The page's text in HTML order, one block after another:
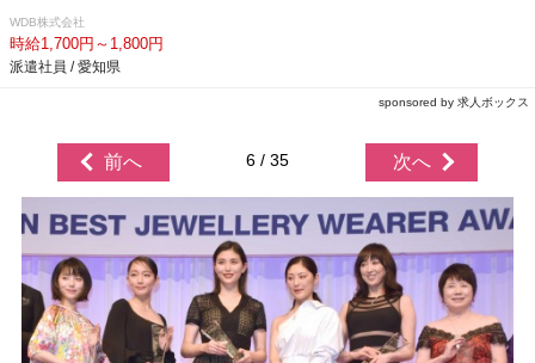
WDB株式会社
時給1,700円～1,800円
派遣社員 / 愛知県
sponsored by 求人ボックス
前へ 6 / 35 次へ